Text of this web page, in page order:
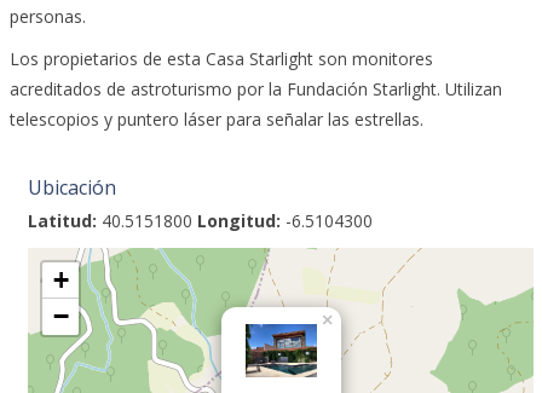
personas.
Los propietarios de esta Casa Starlight son monitores
acreditados de astroturismo por la Fundación Starlight. Utilizan
telescopios y puntero láser para señalar las estrellas.
Ubicación
Latitud: 40.5151800 Longitud: -6.5104300
×
+
−